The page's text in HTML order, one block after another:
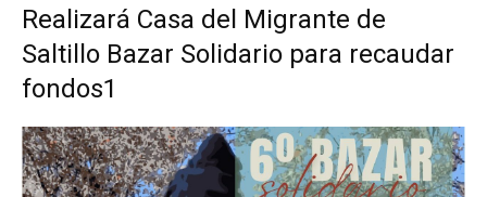
Realizará Casa del Migrante de
Saltillo Bazar Solidario para recaudar
fondos1